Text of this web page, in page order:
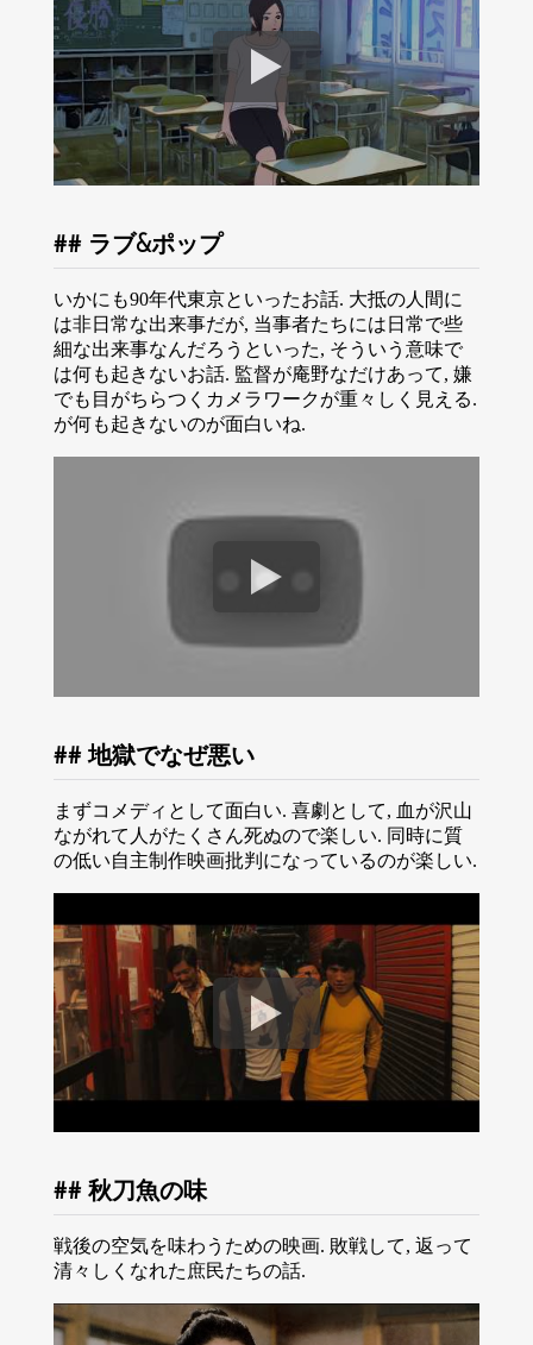
ラブ&ポップ
いかにも90年代東京といったお話. 大抵の人間に
は非日常な出来事だが, 当事者たちには日常で些
細な出来事なんだろうといった, そういう意味で
は何も起きないお話. 監督が庵野なだけあって, 嫌
でも目がちらつくカメラワークが重々しく見える.
が何も起きないのが面白いね.
地獄でなぜ悪い
まずコメディとして面白い. 喜劇として, 血が沢山
ながれて人がたくさん死ぬので楽しい. 同時に質
の低い自主制作映画批判になっているのが楽しい.
秋刀魚の味
戦後の空気を味わうための映画. 敗戦して, 返って
清々しくなれた庶民たちの話.